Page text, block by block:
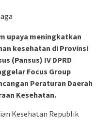
upaya meningkatkan
kesehatan di Provinsi
(Pansus) IV DPRD
Focus Group
Peraturan Daerah
Kesehatan.
Kesehatan Republik